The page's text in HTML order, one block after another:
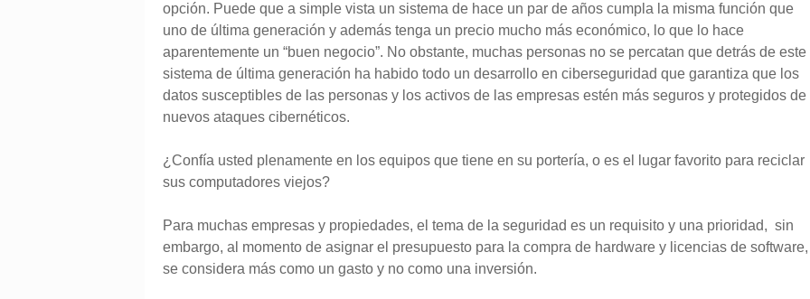
opción. Puede que a simple vista un sistema de hace un par de años cumpla la misma función que
uno de última generación y además tenga un precio mucho más económico, lo que lo hace
aparentemente un “buen negocio”. No obstante, muchas personas no se percatan que detrás de este
sistema de última generación ha habido todo un desarrollo en ciberseguridad que garantiza que los
datos susceptibles de las personas y los activos de las empresas estén más seguros y protegidos de
nuevos ataques cibernéticos.
¿Confía usted plenamente en los equipos que tiene en su portería, o es el lugar favorito para reciclar
sus computadores viejos?
Para muchas empresas y propiedades, el tema de la seguridad es un requisito y una prioridad, sin
embargo, al momento de asignar el presupuesto para la compra de hardware y licencias de software,
se considera más como un gasto y no como una inversión.